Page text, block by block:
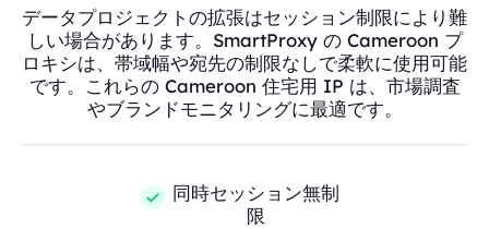
データプロジェクトの拡張はセッション制限により難
しい場合があります。SmartProxy の Cameroon プ
ロキシは、帯域幅や宛先の制限なしで柔軟に使用可能
です。これらの Cameroon 住宅用 IP は、市場調査
やブランドモニタリングに最適です。
同時セッション無制
限